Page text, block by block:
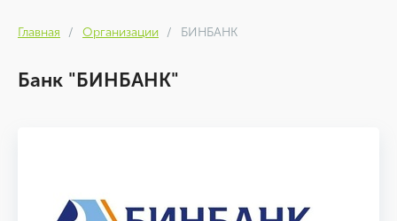
Главная Организации БИНБАНК
Банк "БИНБАНК"